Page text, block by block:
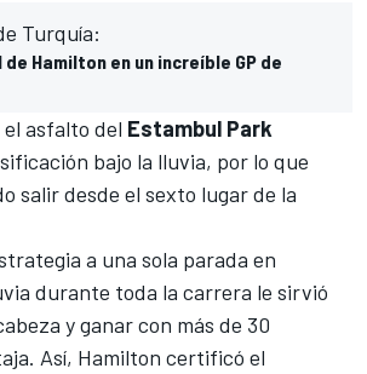
Turquía:
Hamilton en un increíble GP de
asfalto del Estambul Park
bajo la lluvia, por lo que
salir desde el sexto lugar de la
a una sola parada en
durante toda la carrera le sirvió
y ganar con más de 30
Así, Hamilton certificó el